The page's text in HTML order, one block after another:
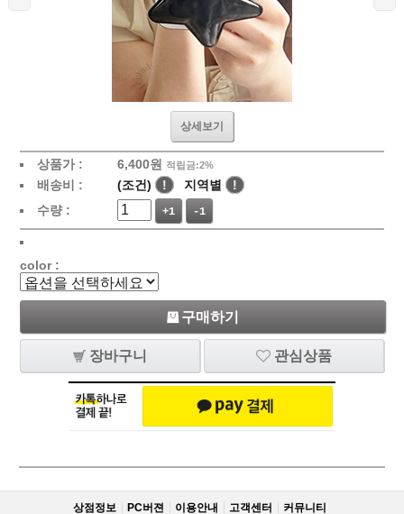
상세보기
상품가 : 6,400원 적립금:2%
배송비 : (조건) ! 지역별
!
수량 :
+1 -1
color :
구매하기
장바구니 관심상품
상점정보 PC버젼 이용안내 고객센터 커뮤니티